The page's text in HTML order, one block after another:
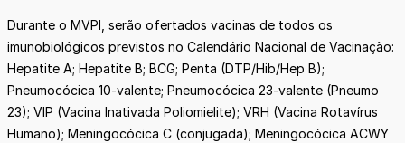
Durante o MVPI, serão ofertados vacinas de todos os
imunobiológicos previstos no Calendário Nacional de Vacinação:
Hepatite A; Hepatite B; BCG; Penta (DTP/Hib/Hep B);
Pneumocócica 10-valente; Pneumocócica 23-valente (Pneumo
23); VIP (Vacina Inativada Poliomielite); VRH (Vacina Rotavírus
Humano); Meningocócica C (conjugada); Meningocócica ACWY